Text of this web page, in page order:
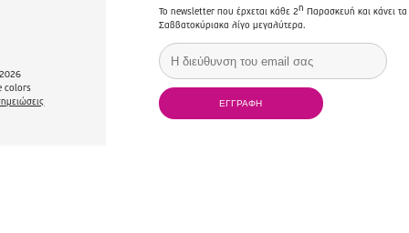
colors
Το newsletter που έρχεται κάθε 2η Παρασκευή και κάνει τα
Σαββατοκύριακα λίγο μεγαλύτερα.